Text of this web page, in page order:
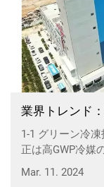
業界トレンド
1-1 グリーン冷
正は高GWP冷媒
ア／二酸化炭素
Mar. 11. 2024